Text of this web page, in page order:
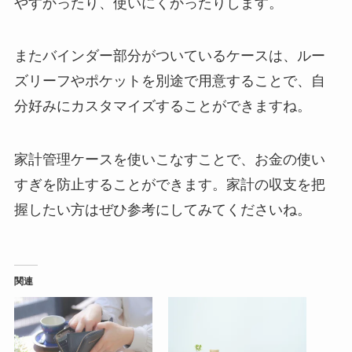
またバインダー部分がついているケースは、ルー
ズリーフやポケットを別途で用意することで、自
分好みにカスタマイズすることができますね。
家計管理ケースを使いこなすことで、お金の使い
すぎを防止することができます。家計の収支を把
握したい方はぜひ参考にしてみてくださいね。
関連